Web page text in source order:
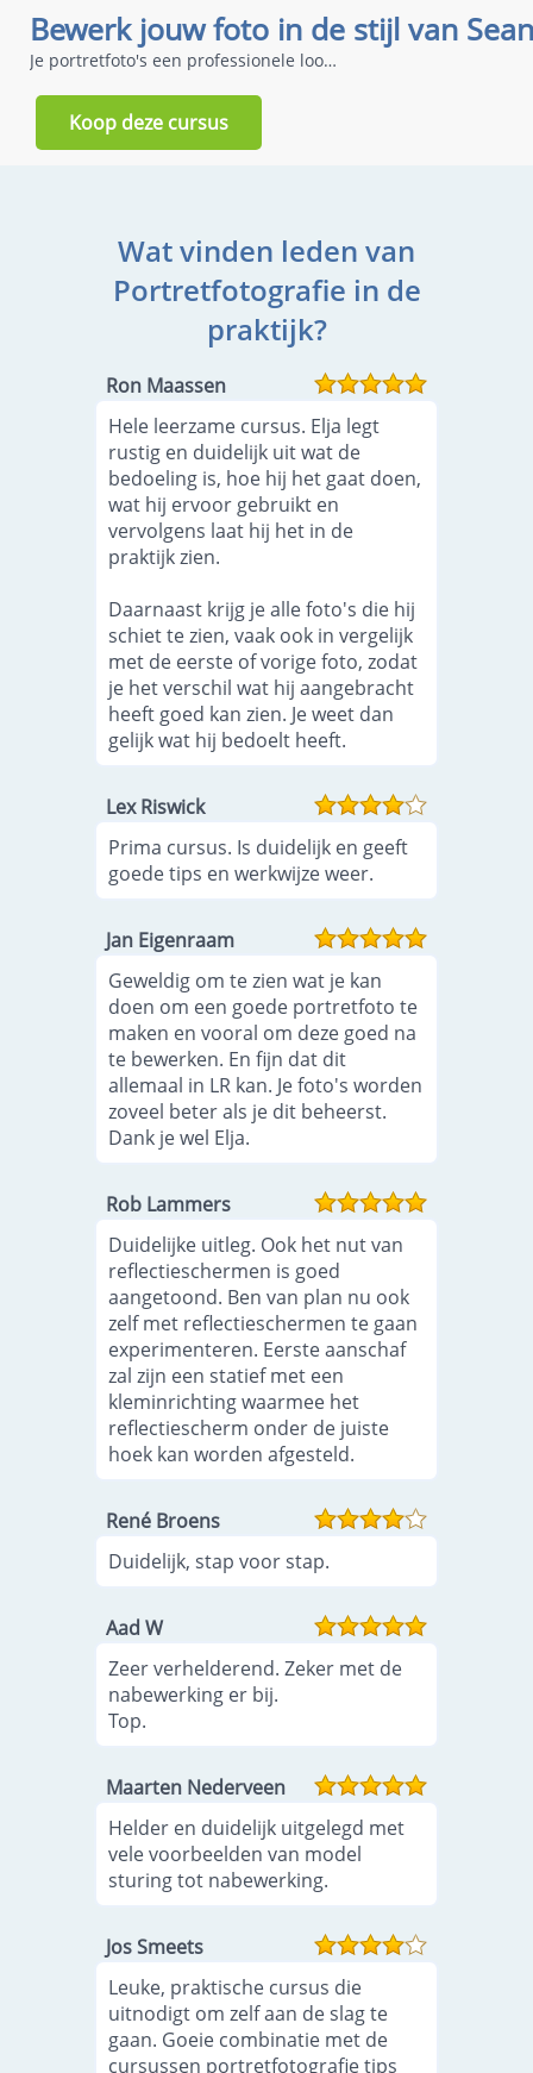
Je portretfoto's een professionele look geven
Koop deze cursus
Wat vinden leden van
Portretfotografie in de
praktijk?
Ron Maassen
Hele leerzame cursus. Elja legt
rustig en duidelijk uit wat de
bedoeling is, hoe hij het gaat doen,
wat hij ervoor gebruikt en
vervolgens laat hij het in de
praktijk zien.
Daarnaast krijg je alle foto's die hij
schiet te zien, vaak ook in vergelijk
met de eerste of vorige foto, zodat
je het verschil wat hij aangebracht
heeft goed kan zien. Je weet dan
gelijk wat hij bedoelt heeft.
Lex Riswick
Prima cursus. Is duidelijk en geeft
goede tips en werkwijze weer.
Jan Eigenraam
Geweldig om te zien wat je kan
doen om een goede portretfoto te
maken en vooral om deze goed na
te bewerken. En fijn dat dit
allemaal in LR kan. Je foto's worden
zoveel beter als je dit beheerst.
Dank je wel Elja.
Rob Lammers
Duidelijke uitleg. Ook het nut van
reflectieschermen is goed
aangetoond. Ben van plan nu ook
zelf met reflectieschermen te gaan
experimenteren. Eerste aanschaf
zal zijn een statief met een
kleminrichting waarmee het
reflectiescherm onder de juiste
hoek kan worden afgesteld.
René Broens
Duidelijk, stap voor stap.
Aad W
Zeer verhelderend. Zeker met de
nabewerking er bij.
Top.
Maarten Nederveen
Helder en duidelijk uitgelegd met
vele voorbeelden van model
sturing tot nabewerking.
Jos Smeets
Leuke, praktische cursus die
uitnodigt om zelf aan de slag te
gaan. Goeie combinatie met de
cursussen portretfotografie tips